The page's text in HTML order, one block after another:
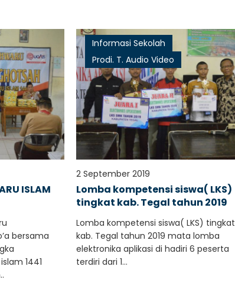
ISLAM
bersama
1441
Informasi Sekolah
Prodi. T. Audio Video
2 September 2019
Lomba kompetensi siswa( LKS)
tingkat kab. Tegal tahun 2019
Lomba kompetensi siswa( LKS) tingkat
kab. Tegal tahun 2019 mata lomba
elektronika aplikasi di hadiri 6 peserta
terdiri dari 1...